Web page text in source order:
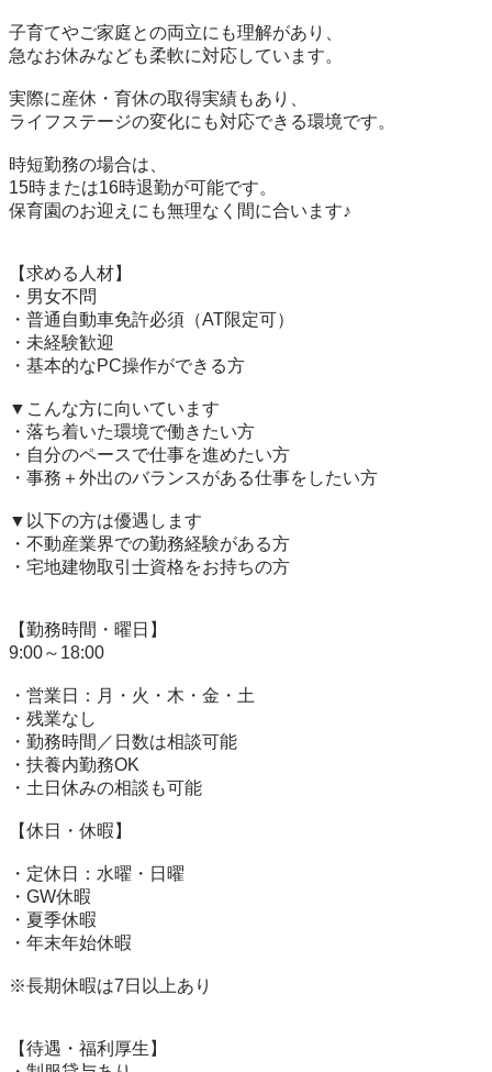
子育てやご家庭との両立にも理解があり、
急なお休みなども柔軟に対応しています。
実際に産休・育休の取得実績もあり、
ライフステージの変化にも対応できる環境です。
時短勤務の場合は、
15時または16時退勤が可能です。
保育園のお迎えにも無理なく間に合います♪
【求める人材】
・男女不問
・普通自動車免許必須（AT限定可）
・未経験歓迎
・基本的なPC操作ができる方
▼こんな方に向いています
・落ち着いた環境で働きたい方
・自分のペースで仕事を進めたい方
・事務＋外出のバランスがある仕事をしたい方
▼以下の方は優遇します
・不動産業界での勤務経験がある方
・宅地建物取引士資格をお持ちの方
【勤務時間・曜日】
9:00～18:00
・営業日：月・火・木・金・土
・残業なし
・勤務時間／日数は相談可能
・扶養内勤務OK
・土日休みの相談も可能
【休日・休暇】
・定休日：水曜・日曜
・GW休暇
・夏季休暇
・年末年始休暇
※長期休暇は7日以上あり
【待遇・福利厚生】